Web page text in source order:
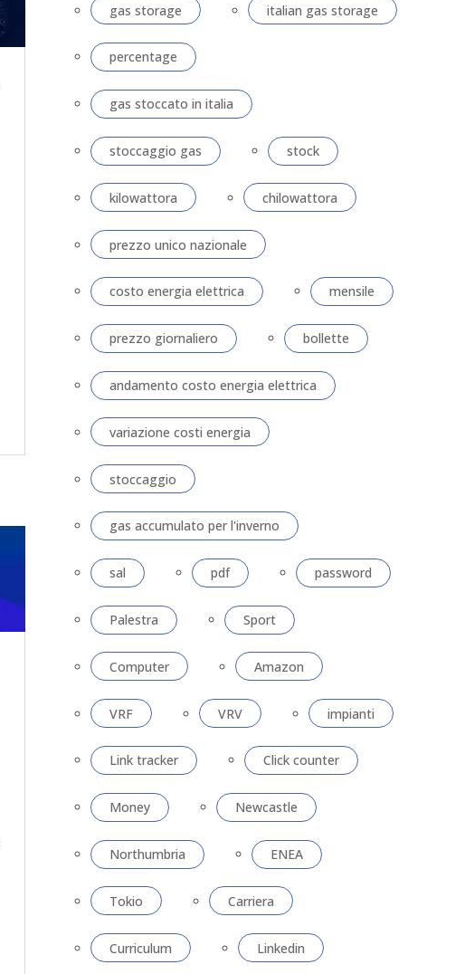
gas storage italian gas storage
percentage
gas stoccato in italia
stoccaggio gas stock
kilowattora chilowattora
prezzo unico nazionale
costo energia elettrica mensile
prezzo giornaliero bollette
andamento costo energia elettrica
variazione costi energia
stoccaggio
gas accumulato per l'inverno
sal pdf password
Palestra Sport
Computer Amazon
VRF VRV impianti
Link tracker Click counter
Money Newcastle
Northumbria ENEA
Tokio Carriera
Curriculum Linkedin